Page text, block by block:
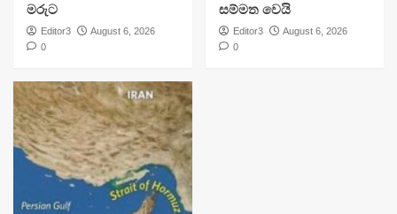
මරුට
Editor3
August 6, 2026
0
සම්මත වෙයි
Editor3
August 6, 2026
0